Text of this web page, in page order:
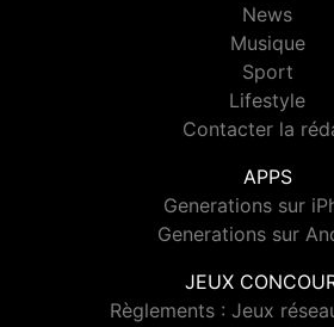
News
Musique
Sport
Lifestyle
Contacter la
APPS
Generations sur
Generations sur
JEUX
Règlements : Jeux